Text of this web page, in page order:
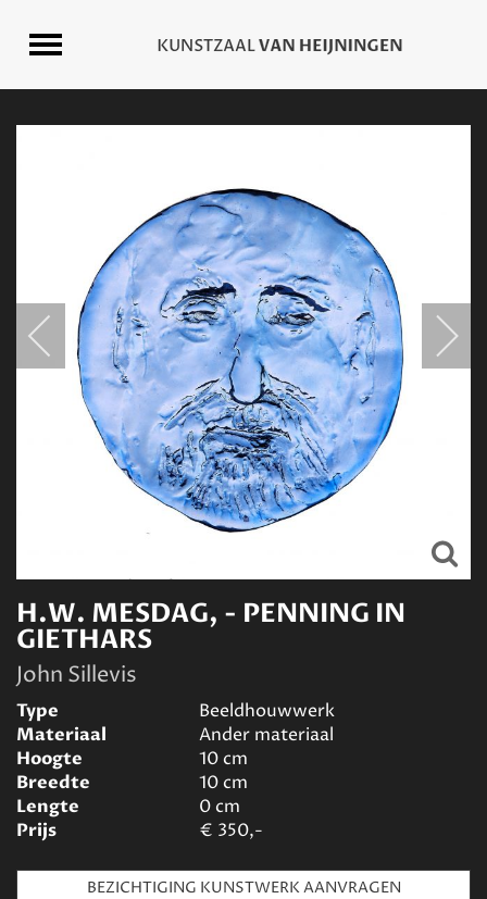
H.W. MESDAG, - PENNING IN
GIETHARS
John Sillevis
Type
Beeldhouwwerk
Materiaal
Ander materiaal
Hoogte
10cm
Breedte
10cm
Lengte
0cm
Prijs
€ 350,-
BEZICHTIGING KUNSTWERK AANVRAGEN